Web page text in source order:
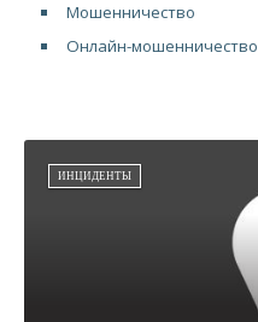
Мошенничество
Онлайн-мошенничество
ИНЦИДЕНТЫ